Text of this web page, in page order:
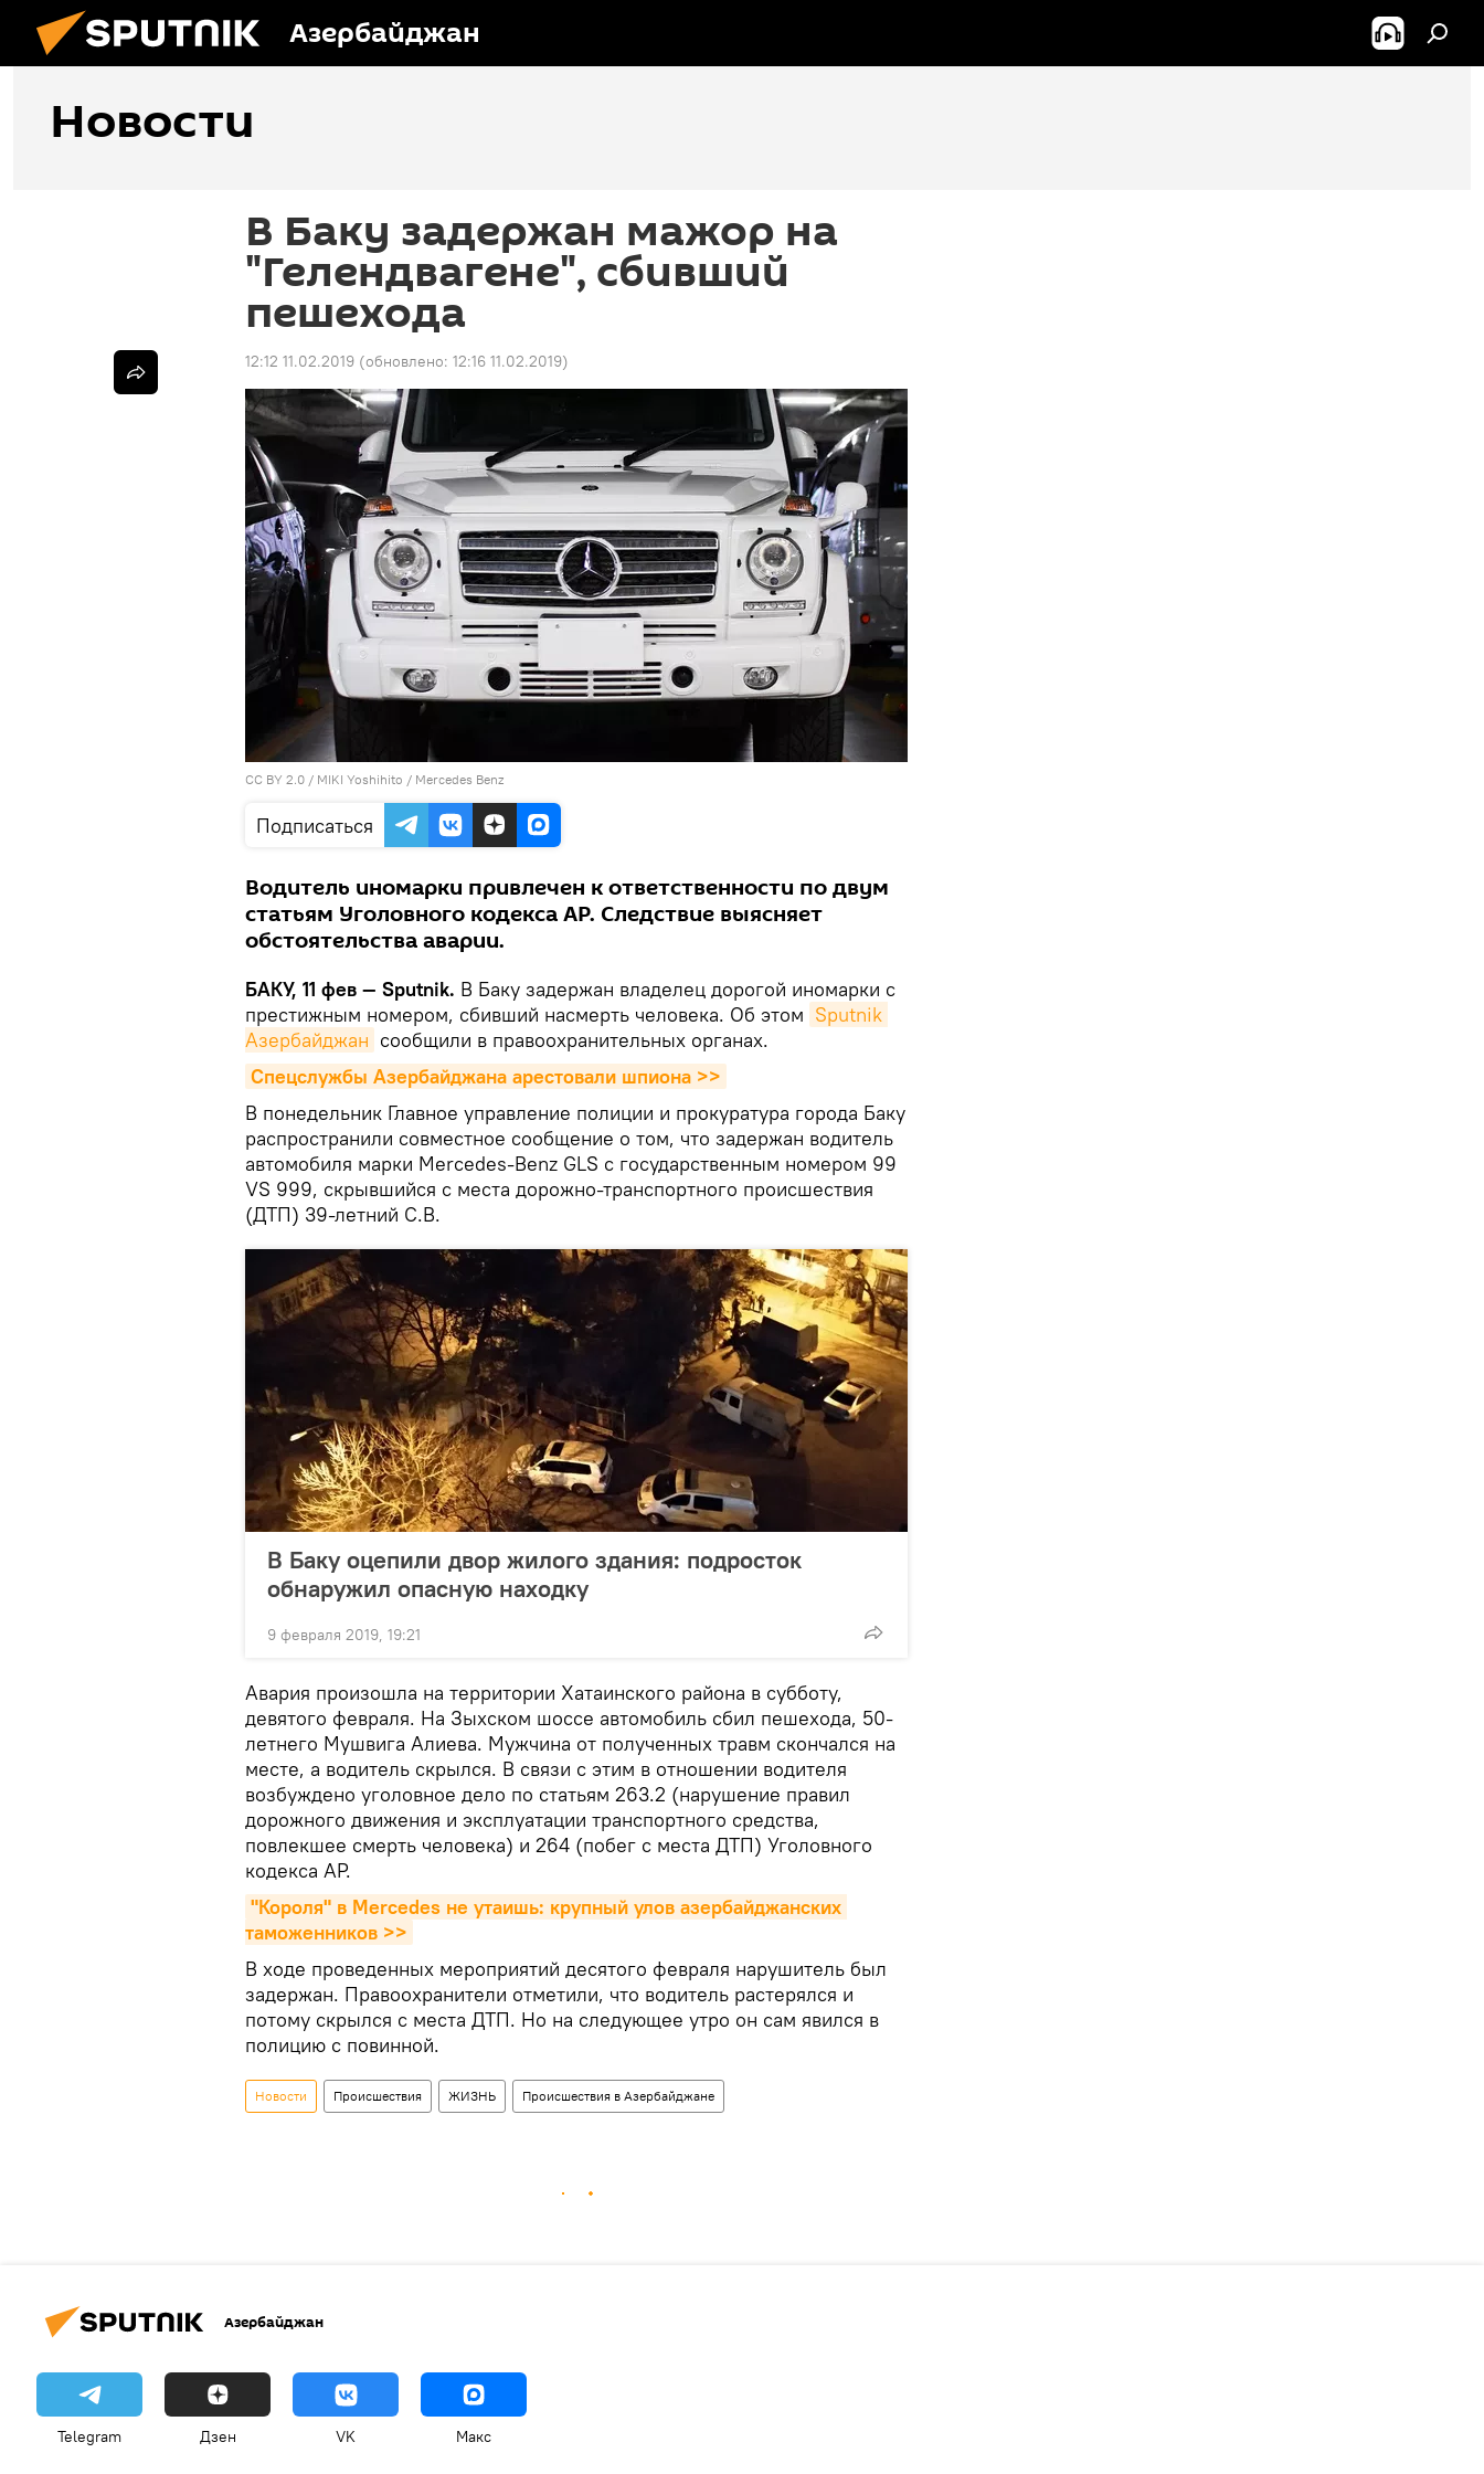
Азербайджан
Новости
В Баку задержан мажор на
"Гелендвагене", сбивший
пешехода
12:12 11.02.2019 (обновлено: 12:16 11.02.2019)
CC BY 2.0 / MIKI Yoshihito / Mercedes Benz
Подписаться
Водитель иномарки привлечен к ответственности по двум
статьям Уголовного кодекса АР. Следствие выясняет
обстоятельства аварии.
БАКУ, 11 фев — Sputnik. В Баку задержан владелец дорогой иномарки с
престижным номером, сбивший насмерть человека. Об этом Sputnik
Азербайджан сообщили в правоохранительных органах.
Спецслужбы Азербайджана арестовали шпиона >>
В понедельник Главное управление полиции и прокуратура города Баку
распространили совместное сообщение о том, что задержан водитель
автомобиля марки Mercedes-Benz GLS с государственным номером 99
VS 999, скрывшийся с места дорожно-транспортного происшествия
(ДТП) 39-летний С.В.
В Баку оцепили двор жилого здания: подросток
обнаружил опасную находку
9 февраля 2019, 19:21
Авария произошла на территории Хатаинского района в субботу,
девятого февраля. На Зыхском шоссе автомобиль сбил пешехода, 50-
летнего Мушвига Алиева. Мужчина от полученных травм скончался на
месте, а водитель скрылся. В связи с этим в отношении водителя
возбуждено уголовное дело по статьям 263.2 (нарушение правил
дорожного движения и эксплуатации транспортного средства,
повлекшее смерть человека) и 264 (побег с места ДТП) Уголовного
кодекса АР.
"Короля" в Mercedes не утаишь: крупный улов азербайджанских
таможенников >>
В ходе проведенных мероприятий десятого февраля нарушитель был
задержан. Правоохранители отметили, что водитель растерялся и
потому скрылся с места ДТП. Но на следующее утро он сам явился в
полицию с повинной.
Новости Происшествия ЖИЗНЬ Происшествия в Азербайджане
Азербайджан
Telegram Дзен VK Макс